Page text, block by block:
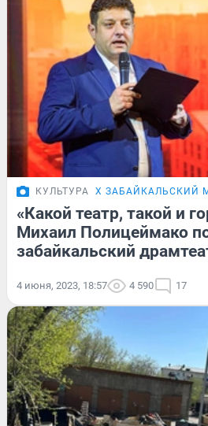
КУЛЬТУРА X ЗАБАЙКАЛЬСКИЙ
«Какой театр, такой и
Михаил Полицеймако
забайкальский
4 июня, 2023, 18:57 4 590 17